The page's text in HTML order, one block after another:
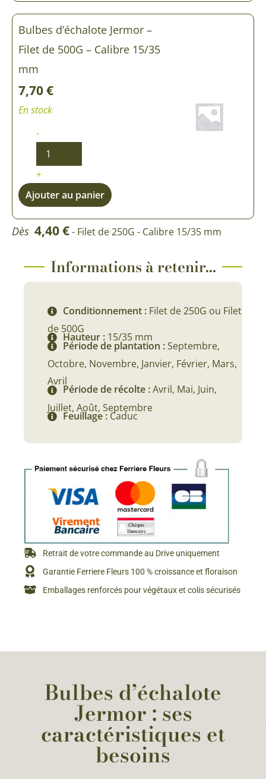
Bulbes d’échalote Jermor –
Filet de 500G – Calibre 15/35
mm
7,70€
En stock
-
+
Ajouter au panier
Dès 4,40€- Filet de 250G - Calibre 15/35 mm
Informations à retenir...
Conditionnement : Filet de 250G ou Filet
de 500G
Hauteur : 15/35 mm
Période de plantation :Septembre,
Octobre, Novembre, Janvier, Février, Mars,
Avril
Période de récolte :Avril, Mai, Juin,
Juillet, Août, Septembre
Feuillage :Caduc
Retrait de votre commande au Drive uniquement
Garantie Ferriere Fleurs 100 % croissance et floraison
Emballages renforcés pour végétaux et colis sécurisés
Bulbes d’échalote
Jermor : ses
caractéristiques et
besoins